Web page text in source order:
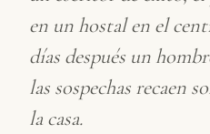
en un hostal en el
días después un
las sospechas recaen
la casa.